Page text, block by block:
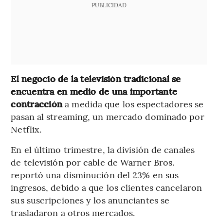
PUBLICIDAD
El negocio de la televisión tradicional se
encuentra en medio de una importante
contraccióna medida que los espectadores se
pasan al streaming, un mercado dominado por
Netflix.
En el último trimestre, la división de canales
de televisión por cable de Warner Bros.
reportó una disminución del 23% en sus
ingresos, debido a que los clientes cancelaron
sus suscripciones y los anunciantes se
trasladaron a otros mercados.